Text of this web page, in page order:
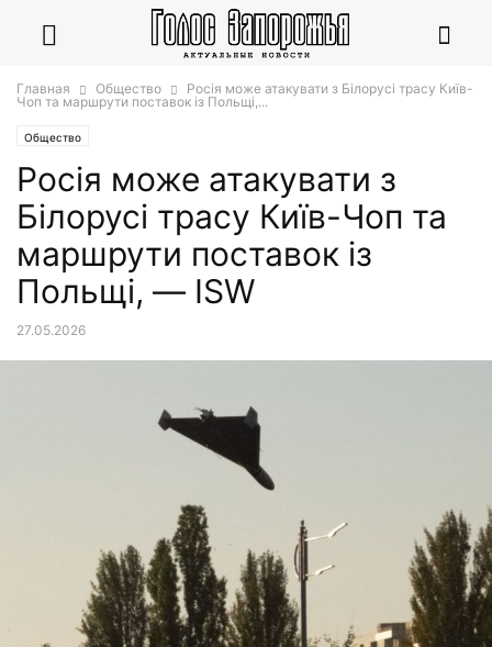
Главная Общество
Росія може атакувати з Білорусі трасу Київ-
Чоп та маршрути поставок із Польщі,...
Общество
Росія може атакувати з
Білорусі трасу Київ-Чоп та
маршрути поставок із
Польщі, — ISW
27.05.2026